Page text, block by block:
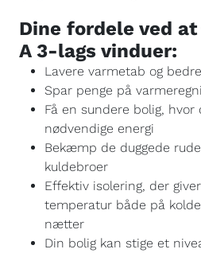
Dine fordele ved
A 3-lags vinduer:
Lavere varmetab og
Spar penge på
Få en sundere bolig,
nødvendige energi
Bekæmp de duggede
kuldebroer
Effektiv isolering, der
temperatur både på
nætter
Din bolig kan stige et